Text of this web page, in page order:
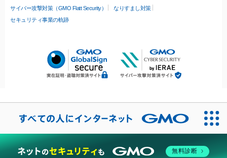
サイバー攻撃対策（GMO Flatt Security）
なりすまし対策
セキュリティ事業の軌跡
無料診断